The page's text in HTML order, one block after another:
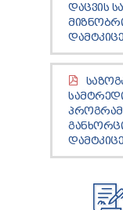
ᲓᲐᲪᲕᲘᲡ